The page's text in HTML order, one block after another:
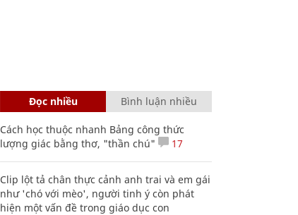
Đọc nhiều Bình luận nhiều
Cách học thuộc nhanh Bảng công thức
lượng giác bằng thơ, "thần chú"
17
Clip lột tả chân thực cảnh anh trai và em gái
như 'chó với mèo', người tinh ý còn phát
hiện một vấn đề trong giáo dục con